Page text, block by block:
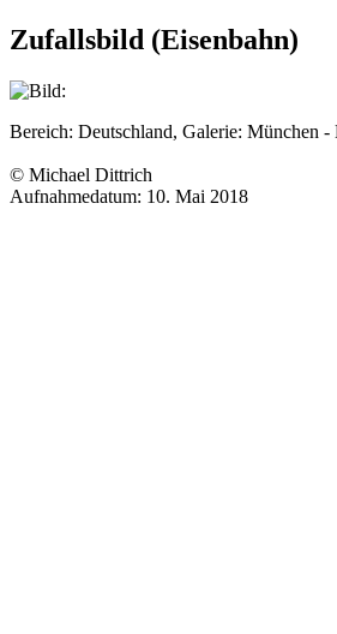
Zufallsbild (Eisenbahn)
Bereich: Deutschland, Galerie: München
© Michael Dittrich
Aufnahmedatum: 10. Mai 2018